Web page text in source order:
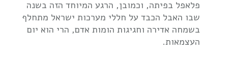
פלאפל בפיתה, וכמובן, הרגע המיוחד הזה בשנה
שבו האבל הכבד על חללי מערכות ישראל מתחלף
בשמחה אדירה וחגיגות הומות אדם, הרי הוא יום
העצמאות.